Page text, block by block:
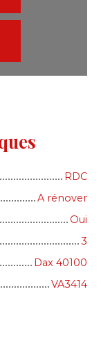
RDC
A rénover
Oui
3
Dax 40100
VA3414